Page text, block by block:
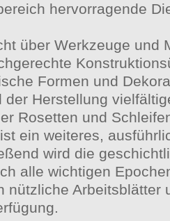
hervorragende
über Werkzeuge und
Formen und
der Herstellung
Rosetten und
ist ein weiteres,
wird die
alle wichtigen
nützliche Arbeitsblätter